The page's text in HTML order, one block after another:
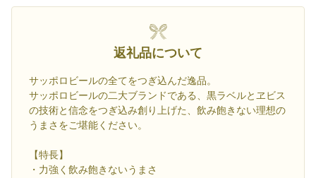
返礼品について
サッポロビールの全てをつぎ込んだ逸品。
サッポロビールの二大ブランドである、黒ラベルとヱビス
の技術と信念をつぎ込み創り上げた、飲み飽きない理想の
うまさをご堪能ください。
【特長】
・力強く飲み飽きないうまさ